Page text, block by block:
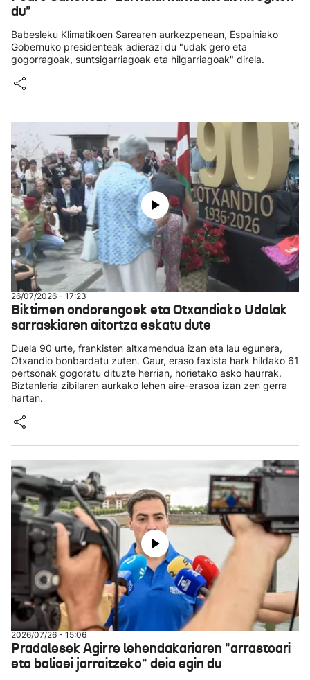
du"
Babesleku Klimatikoen Sarearen aurkezpenean, Espainiako
Gobernuko presidenteak adierazi du "udak gero eta
gogorragoak, suntsigarriagoak eta hilgarriagoak" direla.
26/07/2026 - 17:23
Biktimen ondorengoek eta Otxandioko Udalak
sarraskiaren aitortza eskatu dute
Duela 90 urte, frankisten altxamendua izan eta lau egunera,
Otxandio bonbardatu zuten. Gaur, eraso faxista hark hildako 61
pertsonak gogoratu dituzte herrian, horietako asko haurrak.
Biztanleria zibilaren aurkako lehen aire-erasoa izan zen gerra
hartan.
2026/07/26 - 15:06
Pradalesek Agirre lehendakariaren "arrastoari
eta balioei jarraitzeko" deia egin du